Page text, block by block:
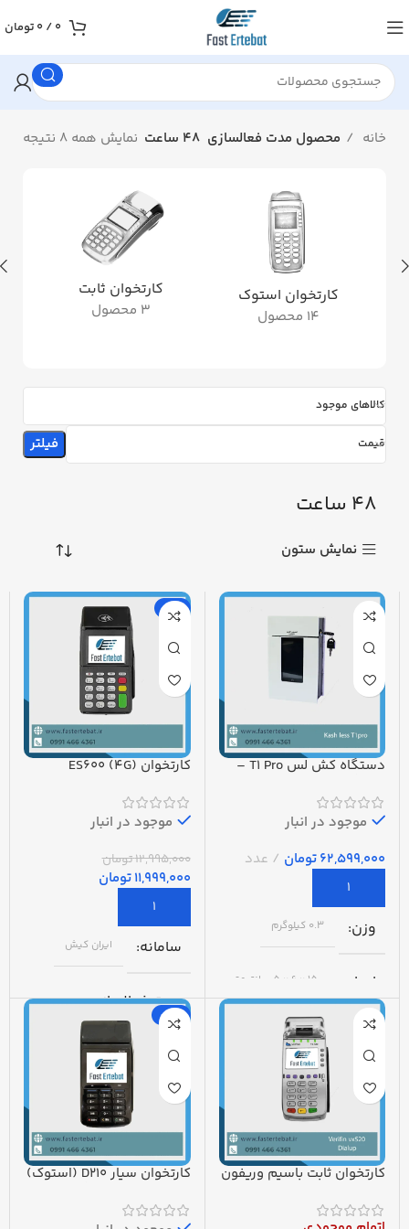
0
/
0 تومان
خانه محصول مدت فعالسازی 48 ساعت نمایش همه 8 نتیجه
کارتخوان استوک
14 محصول
کارتخوان ثابت
3 محصول
کالاهای موجود
قیمت فیلتر
48 ساعت
نمایش ستون
دستگاه کش‌ لس T1 Pro –
موجود در انبار
تومان
وزن 0.3 کیلوگرم
ابعاد 15 × 6 × 5 سانتیمتر
گارانتی یکساله انیاک
برند topwise
رنگ
نحوه ارتباط
-8%
کارتخوان ES600 (4G)
موجود در انبار
12,995,000تومان
11,999,000تومان
سامانه ایران کیش
مدت فعالسازی
48 ساعت
گارانتی
کارتخوان ثابت باسیم وریفون
محل
-20%
کارتخوان سیار D210 (استوک)